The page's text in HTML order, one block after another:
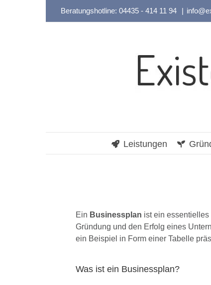
Beratungshotline: 04435 - 414 11 94 |
Leistungen
Ein Businessplan ist ein
Gründung und den Erfolg eines
ein Beispiel in Form einer Tabelle
Was ist ein Businessplan?